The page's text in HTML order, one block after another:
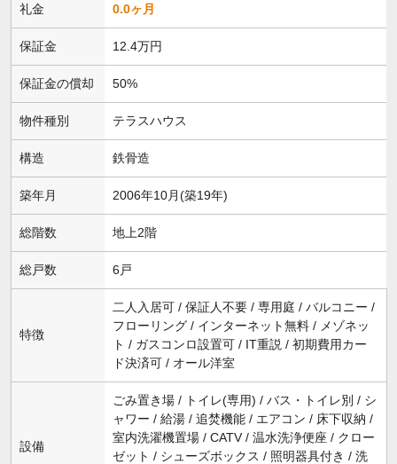
礼金 0.0ヶ月
保証金 12.4万円
保証金の償却 50%
物件種別 テラスハウス
構造 鉄骨造
築年月 2006年10月(築19年)
総階数 地上2階
総戸数 6戸
特徴
二人入居可 / 保証人不要 / 専用庭 / バルコニー /
フローリング / インターネット無料 / メゾネッ
ト / ガスコンロ設置可 / IT重説 / 初期費用カー
ド決済可 / オール洋室
設備
ごみ置き場 / トイレ(専用) / バス・トイレ別 / シ
ャワー / 給湯 / 追焚機能 / エアコン / 床下収納 /
室内洗濯機置場 / CATV / 温水洗浄便座 / クロー
ゼット / シューズボックス / 照明器具付き / 洗